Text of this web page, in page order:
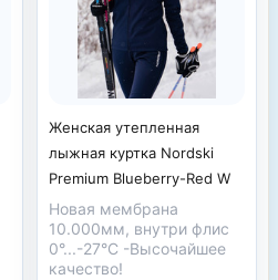
Женская утепленная
лыжная куртка Nordski
Premium Blueberry-Red W
Новая мембрана
10.000мм, внутри флис
0°...-27°С -Высочайшее
качество!